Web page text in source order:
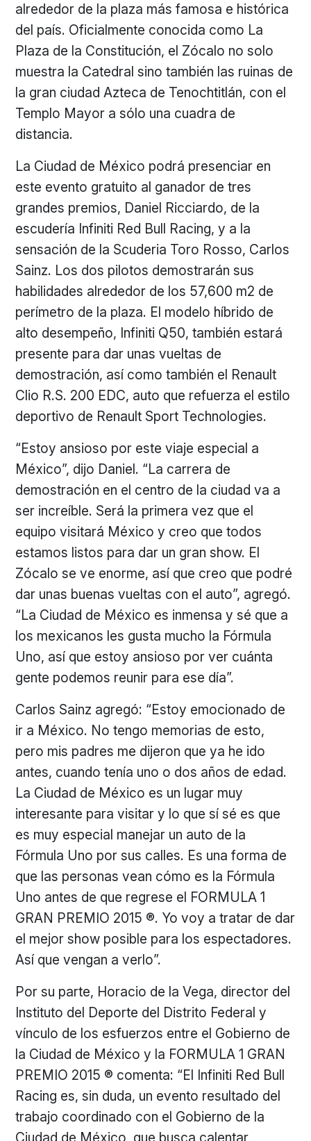
alrededor de la plaza más famosa e histórica
del país. Oficialmente conocida como La
Plaza de la Constitución, el Zócalo no solo
muestra la Catedral sino también las ruinas de
la gran ciudad Azteca de Tenochtitlán, con el
Templo Mayor a sólo una cuadra de
distancia.
La Ciudad de México podrá presenciar en
este evento gratuito al ganador de tres
grandes premios, Daniel Ricciardo, de la
escudería Infiniti Red Bull Racing, y a la
sensación de la Scuderia Toro Rosso, Carlos
Sainz. Los dos pilotos demostrarán sus
habilidades alrededor de los 57,600 m2 de
perímetro de la plaza. El modelo híbrido de
alto desempeño, Infiniti Q50, también estará
presente para dar unas vueltas de
demostración, así como también el Renault
Clio R.S. 200 EDC, auto que refuerza el estilo
deportivo de Renault Sport Technologies.
“Estoy ansioso por este viaje especial a
México”, dijo Daniel. “La carrera de
demostración en el centro de la ciudad va a
ser increíble. Será la primera vez que el
equipo visitará México y creo que todos
estamos listos para dar un gran show. El
Zócalo se ve enorme, así que creo que podré
dar unas buenas vueltas con el auto”, agregó.
“La Ciudad de México es inmensa y sé que a
los mexicanos les gusta mucho la Fórmula
Uno, así que estoy ansioso por ver cuánta
gente podemos reunir para ese día”.
Carlos Sainz agregó: “Estoy emocionado de
ir a México. No tengo memorias de esto,
pero mis padres me dijeron que ya he ido
antes, cuando tenía uno o dos años de edad.
La Ciudad de México es un lugar muy
interesante para visitar y lo que sí sé es que
es muy especial manejar un auto de la
Fórmula Uno por sus calles. Es una forma de
que las personas vean cómo es la Fórmula
Uno antes de que regrese el FORMULA 1
GRAN PREMIO 2015 ®. Yo voy a tratar de dar
el mejor show posible para los espectadores.
Así que vengan a verlo”.
Por su parte, Horacio de la Vega, director del
Instituto del Deporte del Distrito Federal y
vínculo de los esfuerzos entre el Gobierno de
la Ciudad de México y la FORMULA 1 GRAN
PREMIO 2015 ® comenta: “El Infiniti Red Bull
Racing es, sin duda, un evento resultado del
trabajo coordinado con el Gobierno de la
Ciudad de México, que busca calentar